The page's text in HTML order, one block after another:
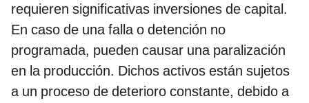
requieren significativas inversiones de capital.
En caso de una falla o detención no
programada, pueden causar una paralización
en la producción. Dichos activos están sujetos
a un proceso de deterioro constante, debido a